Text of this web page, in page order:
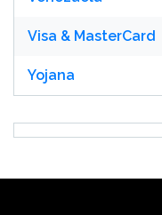
Visa & MasterCard
Yojana